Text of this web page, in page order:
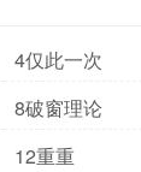
4仅此一次
8破窗理论
12重重